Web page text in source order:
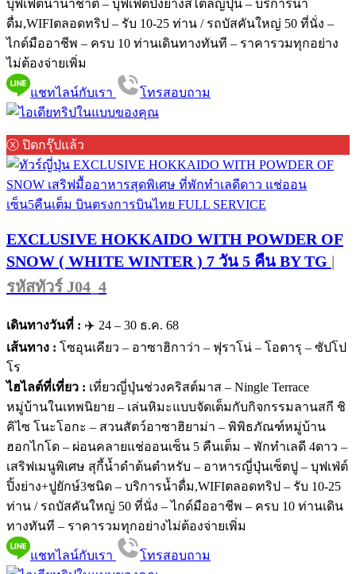
บุฟเฟ่ต์นานาชาติ – บุฟเฟ่ต์ปิ้งย่างสไตล์ญี่ปุ่น – บริการน้ำ
ดื่ม,WIFIตลอดทริป – รับ 10-25 ท่าน / รถบัสคันใหญ่ 50 ที่นั่ง –
ไกด์มืออาชีพ – ครบ 10 ท่านเดินทางทันที – ราคารวมทุกอย่าง
ไม่ต้องจ่ายเพิ่ม
แชทไลน์กับเรา โทรสอบถาม
ⓧ ปิดกรุ๊ปแล้ว
EXCLUSIVE HOKKAIDO WITH POWDER OF
SNOW ( WHITE WINTER ) 7 วัน 5 คืน BY TG |
รหัสทัวร์ J04_4
เดินทางวันที่ : ✈️ 24 – 30 ธ.ค. 68
เส้นทาง : โซอุนเคียว – อาซาฮิกาว่า – ฟุราโน่ – โอตารุ – ซัปโป
โร
ไฮไลต์ที่เที่ยว : เที่ยวญี่ปุ่นช่วงคริสต์มาส – Ningle Terrace
หมู่บ้านในเทพนิยาย – เล่นหิมะแบบจัดเต็มกับกิจกรรมลานสกี ชิ
คิไซ โนะโอกะ – สวนสัตว์อาซาฮิยาม่า – พิพิธภัณฑ์หมู่บ้าน
ฮอกไกโด – ผ่อนคลายแช่ออนเซ็น 5 คืนเต็ม – พักทำเลดี 4ดาว –
เสริฟเมนูพิเศษ สุกี้น้ำดำต้นตำหรับ – อาหารญี่ปุ่นเซ็ตปู – บุฟเฟ่ต์
ปิ้งย่าง+ปูยักษ์3ชนิด – บริการน้ำดื่ม,WIFIตลอดทริป – รับ 10-25
ท่าน / รถบัสคันใหญ่ 50 ที่นั่ง – ไกด์มืออาชีพ – ครบ 10 ท่านเดิน
ทางทันที – ราคารวมทุกอย่างไม่ต้องจ่ายเพิ่ม
แชทไลน์กับเรา โทรสอบถาม